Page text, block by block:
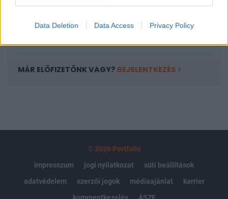
Data Deletion Data Access Privacy Policy
kötéslistái
MÁR ELŐFIZETŐNK VAGY? BEJELENTKEZÉS
© 2026 Portfolio
impresszum
jogi nyilatkozat
süti beállítások
adatvédelem
szerzői jogok médiaajánlat
karrier
kommentkezelés
ÁSZF